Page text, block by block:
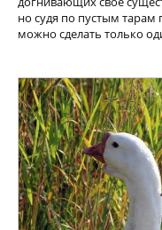
но судя по пустым тарам
можно сделать только